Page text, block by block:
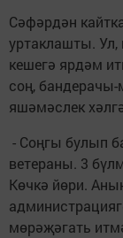
Сәфәрдән
уртаклашты. Ул,
кешегә ярдәм
соң,
яшәмәслек
- Соңгы булып
ветераны. 3
Көчкә йөри.
мөрәҗәгать